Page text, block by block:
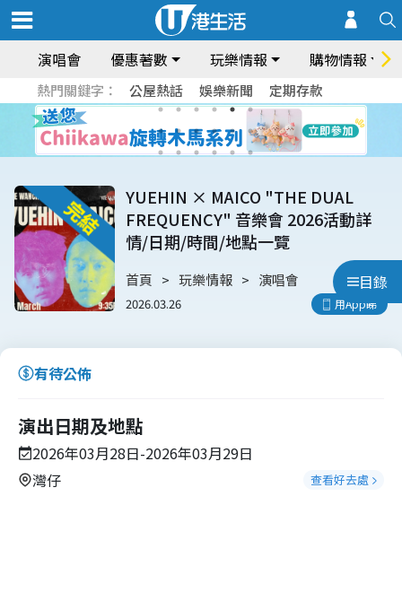
演唱會 優惠著數 玩樂情報 購物情報
熱門關鍵字： 公屋熱話 娛樂新聞 定期存款
目錄
YUEHIN × MAICO "THE DUAL
FREQUENCY" 音樂會 2026活動詳
情/日期/時間/地點一覽
首頁 玩樂情報 演唱會
2026.03.26 用App睇
有待公佈
演出日期及地點
2026年03月28日-2026年03月29日
灣仔
查看好去處